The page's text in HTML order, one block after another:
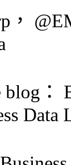
，
blog：
Data